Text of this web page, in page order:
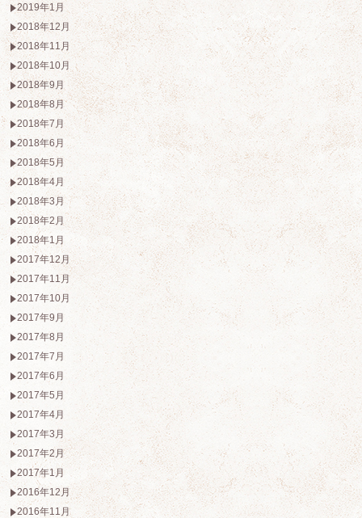
2019年1月
2018年12月
2018年11月
2018年10月
2018年9月
2018年8月
2018年7月
2018年6月
2018年5月
2018年4月
2018年3月
2018年2月
2018年1月
2017年12月
2017年11月
2017年10月
2017年9月
2017年8月
2017年7月
2017年6月
2017年5月
2017年4月
2017年3月
2017年2月
2017年1月
2016年12月
2016年11月